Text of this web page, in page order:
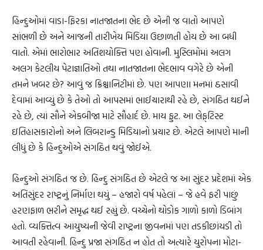
હિન્દુઓમાં વાડા-ફિરકા નાતજાતના ભેદ છે એની જ વાતો આપણે
સાંભળી છે અને આજની તારીખેય મિડિયા ઉછાળતી હોય છે આ બધી
વાતો. એમાં ભારોભાર અતિશયોક્તિ પણ હોવાની. મુસ્લિમોમાં અલગ
અલગ કેટલીય પેટાજ્ઞાતિઓ તથા નાતજાતના ભેદભાવ વગેરે છે એની
તમને ખબર છે? આવું જ ક્રિશ્ચાનિટીમાં છે. પણ આપણા મનમાં ઠસાવી
દેવામાં આવ્યું છે કે તેઓ તો આપસમાં ભાઈચારાથી રહે છે, સંગઠિત થઈને
રહે છે, ત્યાં સૌને એકબીજા માટે સૌહાર્દ છે. માય ફુટ. આ લેફ્‌ટિસ્ટ
ઇતિહાસકારોનો અને લિબરાન્ડુ મિડિયાનો પ્રચાર છે. એટલે આપણે માની
લીધું છે કે હિન્દુઓએ સંગઠિત થવું જોઈએ.
હિન્દુઓ સંગઠિત જ છે. હિન્દુ સંગઠિત છે એટલે જ આ સુંદર પ્રદેશમાં એક
અતિસુંદર રાષ્ટ્રનું નિર્માણ થયું – હજારો વર્ષ પહેલાં – જે હવે ફરી પાછું
હરણફાળ ભરીને સમૃદ્ધ થઈ રહ્યું છે. વચ્ચેનો થોડોક ગાળો કાળો ડિબાંગ
હતો. વ્યક્તિત્વ આયુષ્યની જેવી રાષ્ટ્રના જીવનમાં પણ તડકીછાંયડી તો
આવતી રહેવાની. હિન્દુ પ્રજા સંગઠિત ન હોત તો અત્યારે યુરોપના મોટા-